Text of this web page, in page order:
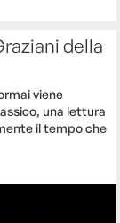
della
viene
una lettura
il tempo che